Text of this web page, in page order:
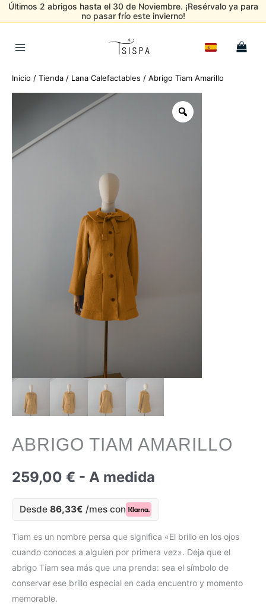
Últimos 2 abrigos hasta el 30 de Noviembre. ¡Resérvalo ya para
no pasar frío este invierno!
Menu
Inicio / Tienda / Lana Calefactables / Abrigo Tiam Amarillo
ABRIGO TIAM AMARILLO
259,00 € - A medida
Desde 86,33€ /mes con
Tiam es un nombre persa que significa «El brillo en los ojos
cuando conoces a alguien por primera vez». Deja que el
abrigo Tiam sea más que una prenda: sea el símbolo de
conservar ese brillo especial en cada encuentro y momento
memorable.